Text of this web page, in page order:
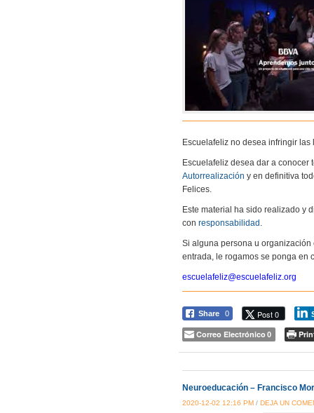
Escuelafeliz no desea infringir
Escuelafeliz desea dar a
Autorrealización y en definitiva
Felices.
Este material ha sido realizado y
con responsabilidad .
Si alguna persona u
entrada, le rogamos se ponga en
escuelafeliz@escuelafeliz.org
Share 0 Post 0
Correo Electrónico 0
Neuroeducación – Francisco
2020-12-02 12:16 PM / DEJA UN